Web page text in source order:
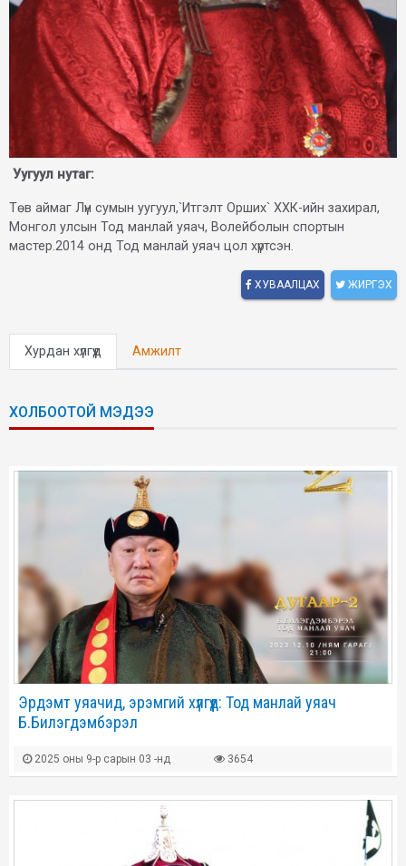
Уугуул нутаг:
Төв аймаг Лүн сумын уугуул,`Итгэлт Орших` ХХК-ийн захирал,
Монгол улсын Тод манлай уяач, Волейболын спортын
мастер.2014 онд Тод манлай уяач цол хүртсэн.
ХУВААЛЦАХ ЖИРГЭХ
Хурдан хүлгүүд Амжилт
ХОЛБООТОЙ МЭДЭЭ
Эрдэмт уяачид, эрэмгий хүлгүүд: Тод манлай уяач
Б.Билэгдэмбэрэл
2025 оны 9-р сарын 03 -нд 3654